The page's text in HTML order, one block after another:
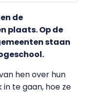
de
plaats. Op de
staan
hen over hun
te gaan, hoe ze